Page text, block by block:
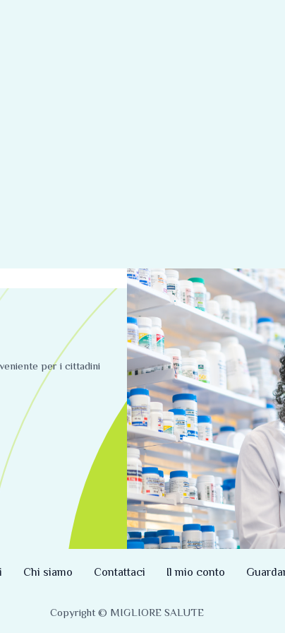
per i cittadini
Chi siamo Contattaci Il mio conto
Copyright © MIGLIORE SALUTE